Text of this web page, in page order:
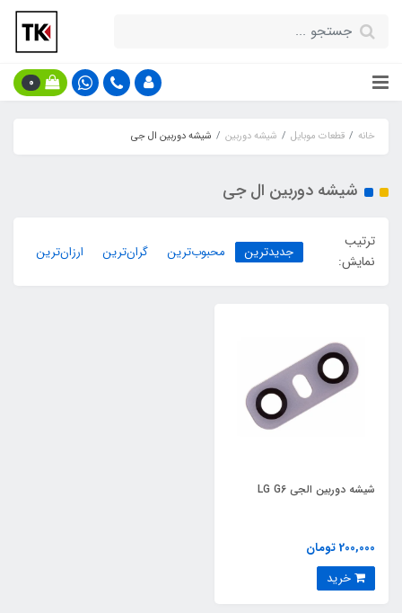
0
خانه قطعات موبایل شیشه دوربین شیشه دوربین ال جی
شیشه دوربین ال جی
ترتیب
نمایش:
جدیدترین محبوب‌ترین گران‌ترین ارزان‌ترین
شیشه دوربین الجی LG G6
200,000 تومان